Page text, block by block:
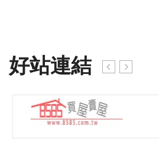
好站連結